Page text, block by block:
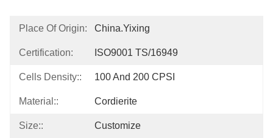
Place Of Origin: China.Yixing
Certification: ISO9001 TS/16949
Cells Density:: 100 And 200 CPSI
Material:: Cordierite
Size:: Customize